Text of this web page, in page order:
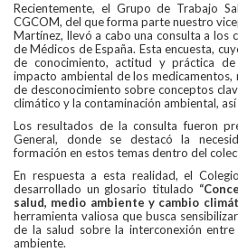
Recientemente, el Grupo de Trabajo
CGCOM, del que forma parte nuestro
Martínez, llevó a cabo una consulta a los
de Médicos de España. Esta encuesta,
de conocimiento, actitud y práctica
impacto ambiental de los
de desconocimiento sobre conceptos
climático y la contaminación ambiental,
Los resultados de la consulta fueron
General, donde se destacó la
formación en estos temas dentro del
En respuesta a esta realidad, el
desarrollado un glosario titulado
salud, medio ambiente y cambio
herramienta valiosa que busca
de la salud sobre la interconexión
ambiente.